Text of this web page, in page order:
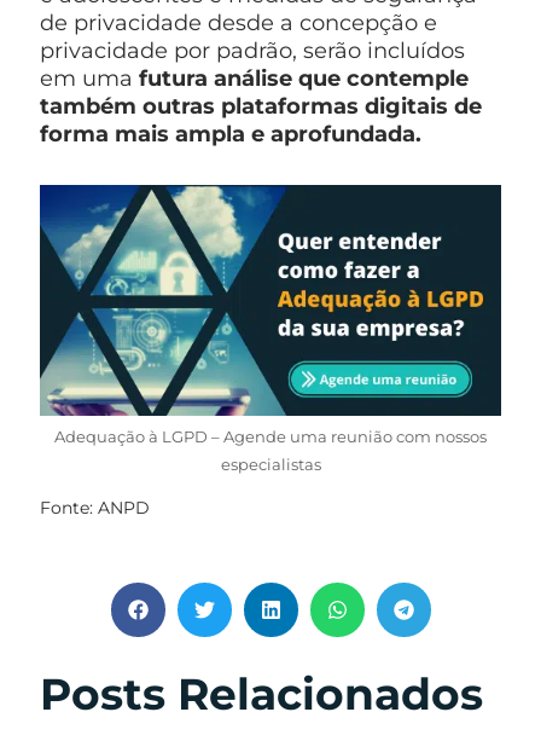
de privacidade desde a concepção e
privacidade por padrão, serão incluídos
em uma futura análise que contemple
também outras plataformas digitais de
forma mais ampla e aprofundada.
Adequação à LGPD – Agende uma reunião com nossos
especialistas
Fonte: ANPD
Posts Relacionados